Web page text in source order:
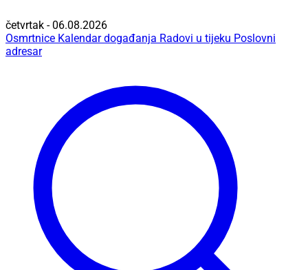
četvrtak - 06.08.2026
Osmrtnice Kalendar događanja Radovi u tijeku Poslovni
adresar